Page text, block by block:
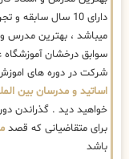
دارای 10 سال
میباشد ، بهترین مدرس و
سوابق درخشان
شرکت در دوره های
اساتید و مدرسان بین
خواهید دید . گذراندن
برای متقاضیانی که قصد
باشد